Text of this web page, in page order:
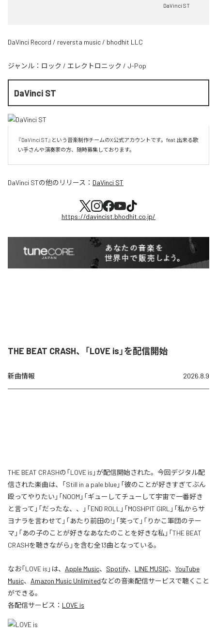
DaVinci ST
DaVinci Record / reversta music / bhodhit LLC
ジャンル： ロック / エレクトロニック / J-Pop
DaVinci ST
『DaVinci ST』という音楽制作チームのX公式アカウントです。feat.出来る歌
い手さんや演奏家の方、随時募集しております。
DaVinci STの他のリリース： DaVinci ST
https://davincist.bhodhit.co.jp/
THE BEAT CRASH、「LOVE is」を配信開始
新曲情報 2026.8.9
THE BEAT CRASHの「LOVE is」が配信開始された。今回デジタル配
信された楽曲は、「Still in a pale blue」「彼のことが好きすぎてぶん
殴ってやりたい」「NOOM」「ギューしてチューして宇宙で一番好き
と言って」「だったな、、」「END ROLL」「MOSHPIT GIRL」「私からサ
ヨナラを言わせて」「あたり前田の!」「笑って」「りかこ軍団のテー
マ」「あの子のことが好きなあなたのことを好きな私」「THE BEAT
CRASHを聴きながら」を含む全13曲となっている。
なお「LOVE is 」は、 Apple Music、 Spotify、 LINE MUSIC、 YouTube
Music、 Amazon Music Unlimitedなどの音楽配信サービスで聴くこと
ができる。
各配信サービス： LOVE is